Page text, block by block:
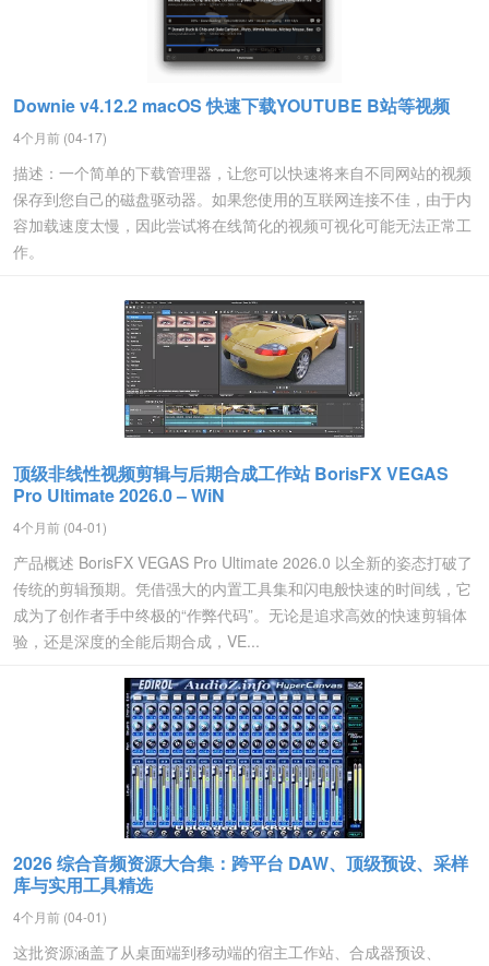
Downie v4.12.2 macOS 快速下载YOUTUBE B站等视频
4个月前 (04-17)
描述：一个简单的下载管理器，让您可以快速将来自不同网站的视频
保存到您自己的磁盘驱动器。如果您使用的互联网连接不佳，由于内
容加载速度太慢，因此尝试将在线简化的视频可视化可能无法正常工
作。
顶级非线性视频剪辑与后期合成工作站 BorisFX VEGAS
Pro Ultimate 2026.0 – WiN
4个月前 (04-01)
产品概述 BorisFX VEGAS Pro Ultimate 2026.0 以全新的姿态打破了
传统的剪辑预期。凭借强大的内置工具集和闪电般快速的时间线，它
成为了创作者手中终极的“作弊代码”。无论是追求高效的快速剪辑体
验，还是深度的全能后期合成，VE...
2026 综合音频资源大合集：跨平台 DAW、顶级预设、采样
库与实用工具精选
4个月前 (04-01)
这批资源涵盖了从桌面端到移动端的宿主工作站、合成器预设、